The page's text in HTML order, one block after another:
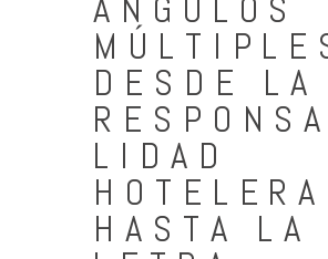
ÁNGULOS
DESDE LA
LIDAD
HOTELERA
HASTA LA